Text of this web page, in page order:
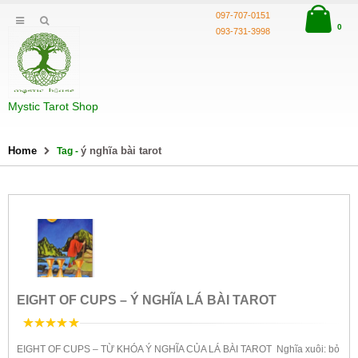
Mystic Tarot Shop
097-707-0151
093-731-3998
0
Home Tag - ý nghĩa bài tarot
EIGHT OF CUPS – Ý NGHĨA LÁ BÀI TAROT
EIGHT OF CUPS – TỪ KHÓA Ý NGHĨA CỦA LÁ BÀI TAROT Nghĩa xuôi: bỏ